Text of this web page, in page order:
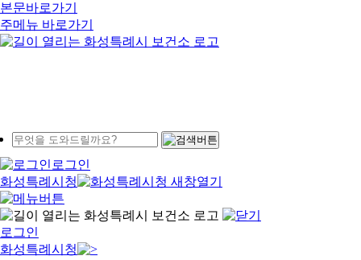
본문바로가기
주메뉴 바로가기
로그인
화성특례시청
로그인
화성특례시청